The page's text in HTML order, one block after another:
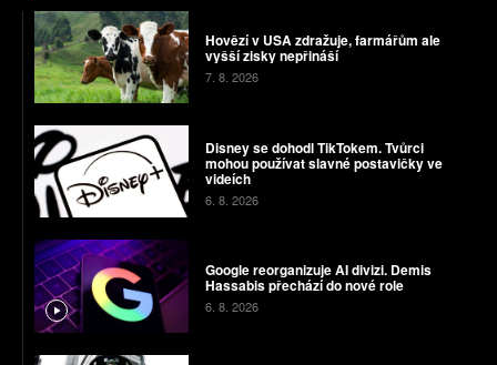
Hovězí v USA zdražuje, farmářům ale
vyšší zisky nepřináší
7. 8. 2026
Disney se dohodl TikTokem. Tvůrci
mohou používat slavné postavičky ve
videích
6. 8. 2026
Google reorganizuje AI divizi. Demis
Hassabis přechází do nové role
6. 8. 2026